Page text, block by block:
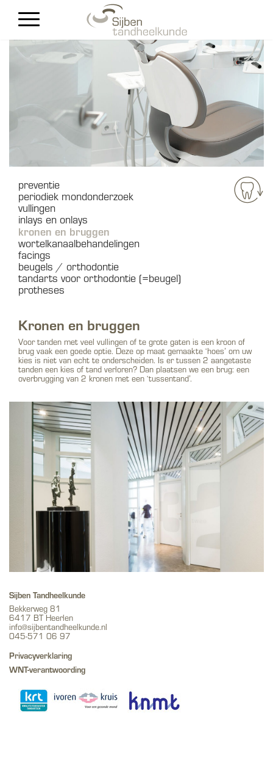
nieuwe patiënten
Contact
preventie
periodiek mondonderzoek
vullingen
inlays en onlays
kronen en bruggen
wortelkanaalbehandelingen
facings
beugels / orthodontie
tandarts voor orthodontie (=beugel)
protheses
Kronen en bruggen
Voor tanden met veel vullingen of te grote gaten is een kroon of
brug vaak een goede optie. Deze op maat gemaakte ‘hoes’ om uw
kies is niet van echt te onderscheiden. Is er tussen 2 aangetaste
tanden een kies of tand verloren? Dan plaatsen we een brug: een
overbrugging van 2 kronen met een ‘tussentand’.
Sijben Tandheelkunde
Bekkerweg 81
6417 BT Heerlen
info@sijbentandheelkunde.nl
045-571 06 97
Privacyverklaring
WNT-verantwoording